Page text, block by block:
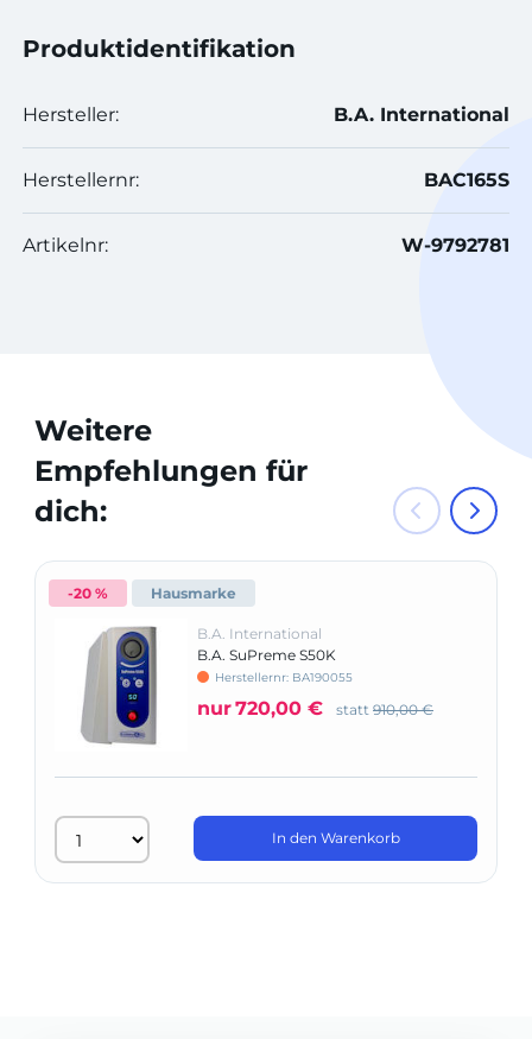
Produktidentifikation
Hersteller: B.A. International
Herstellernr: BAC165S
Artikelnr: W-9792781
Weitere
Empfehlungen für
dich:
-20 % Hausmarke
B.A. International
B.A. SuPreme S50K
Herstellernr: BA190055
nur720,00 € statt 910,00 €
In den Warenkorb